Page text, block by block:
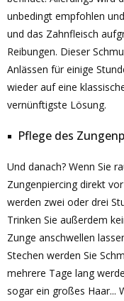
unbedingt empfohlen
und das Zahnfleisch
Reibungen. Dieser
Anlässen für einige
wieder auf eine
vernünftigste Lösung.
Pflege des
Und danach? Wenn Sie
Zungenpiercing direkt
werden zwei oder drei
Trinken Sie außerdem
Zunge anschwellen
Stechen werden Sie
mehrere Tage lang
sogar ein großes Haar...